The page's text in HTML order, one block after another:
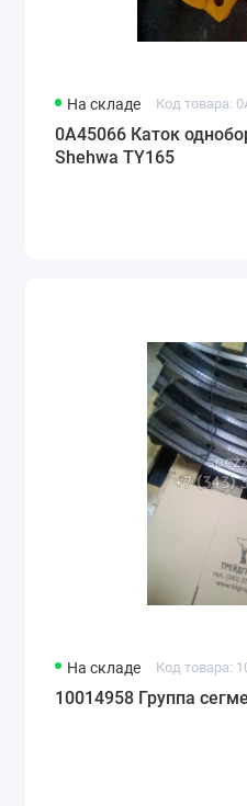
На складе Код товара:
0A45066 Каток
Shehwa TY165
На складе Код товара:
10014958 Группа